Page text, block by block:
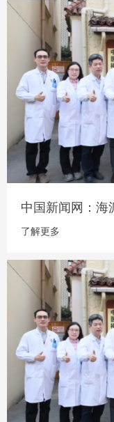
了解更多